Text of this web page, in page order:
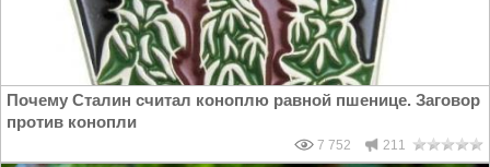
Почему Сталин считал коноплю равной пшенице. Заговор
против конопли
7 752 211